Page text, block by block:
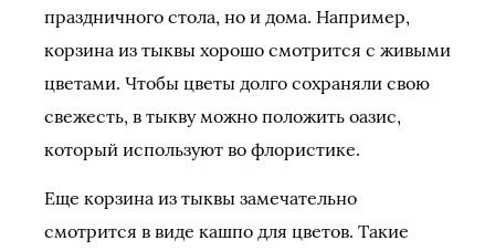
праздничного стола, но и дома. Например,
корзина из тыквы хорошо смотрится с живыми
цветами. Чтобы цветы долго сохраняли свою
свежесть, в тыкву можно положить оазис,
который используют во флористике.
Еще корзина из тыквы замечательно
смотрится в виде кашпо для цветов. Такие